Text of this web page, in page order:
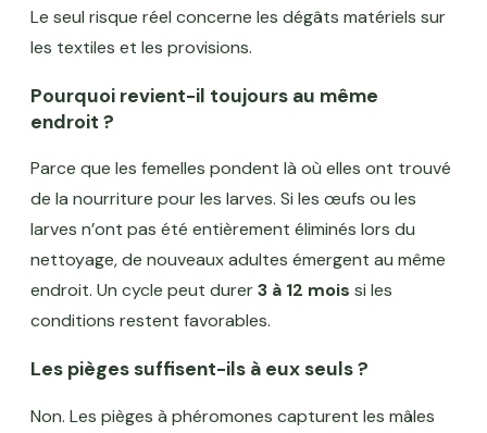
Le seul risque réel concerne les dégâts matériels sur
les textiles et les provisions.
Pourquoi revient-il toujours au même
endroit ?
Parce que les femelles pondent là où elles ont trouvé
de la nourriture pour les larves. Si les œufs ou les
larves n’ont pas été entièrement éliminés lors du
nettoyage, de nouveaux adultes émergent au même
endroit. Un cycle peut durer3 à 12 mois si les
conditions restent favorables.
Les pièges suffisent-ils à eux seuls ?
Non. Les pièges à phéromones capturent les mâles